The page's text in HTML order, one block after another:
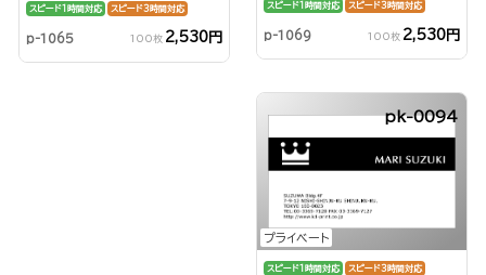
スピード1時間対応 スピード3時間対応
p-1065 100枚 2,530円
スピード1時間対応 スピード3時間対応
p-1069 100枚 2,530円
プライベート
pk-0094
スピード1時間対応 スピード3時間対応